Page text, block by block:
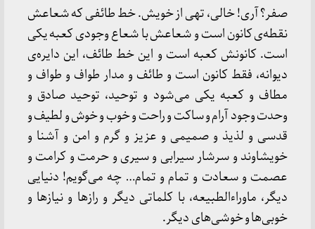
صفر؟ آری! خالی، تهی از خویش. خط طائفی که شعاعش
نقطه‌ی کانون است و شعاعش با شعاع وجودی کعبه یکی
است. کانونش کعبه است و این خط طائف، این دایره‌ی
دیوانه، فقط کانون است و طائف و مدار طواف و طواف و
مطاف و کعبه یکی می‌شود و توحید، توحید صادق و
وحدت وجود آرام و ساکت و راحت و خوب و خوش و لطیف و
قدسی و لذیذ و صمیمی و عزیز و گرم و امن و آشنا و
خویشاوند و سرشار سیرابی و سیری و حرمت و کرامت و
عصمت و سعادت و تمام و تمام… چه می‌گویم! دنیایی
دیگر، ماوراءالطبیعه، با کلماتی دیگر و رازها و نیازها و
خوبی‌ها و خوشی‌های دیگر.